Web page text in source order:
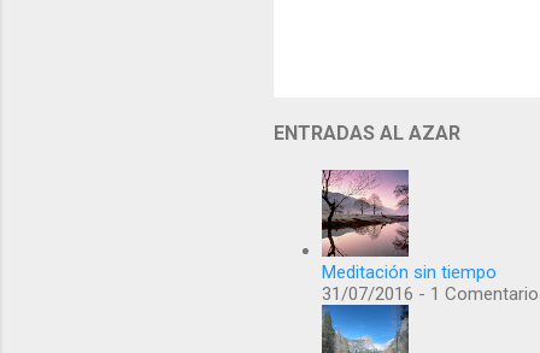
ENTRADAS AL AZAR
Meditación sin tiempo
31/07/2016 - 1